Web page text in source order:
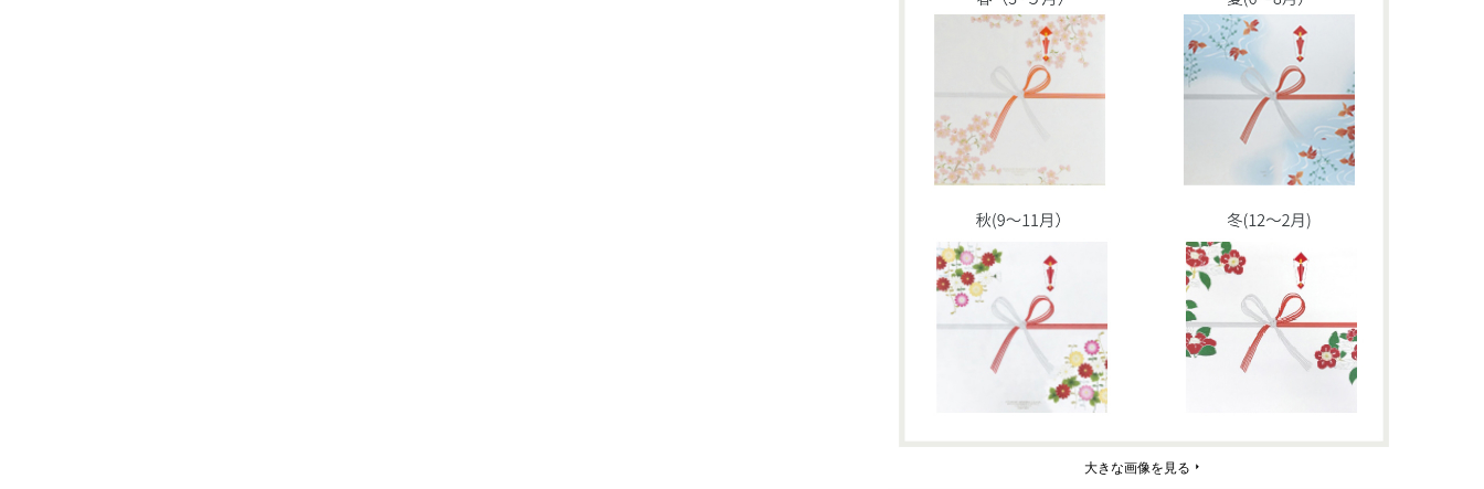
大きな画像を見る